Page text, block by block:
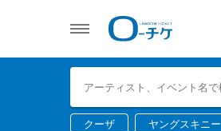
クーザ ヤングスキニー